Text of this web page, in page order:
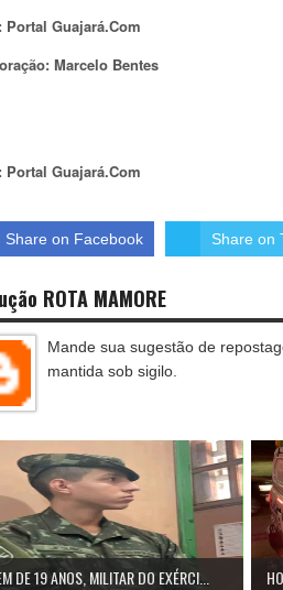
Portal Guajará.Com
Marcelo Bentes
Portal Guajará.Com
Share on Facebook Share on
ROTA MAMORE
Mande sua sugestão de
mantida sob sigilo.
DE 19 ANOS, MILITAR DO EXÉRCI...